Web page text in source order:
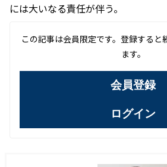
には大いなる責任が伴う。
この記事は会員限定です。登録すると
ます。
会員登録
ログイン